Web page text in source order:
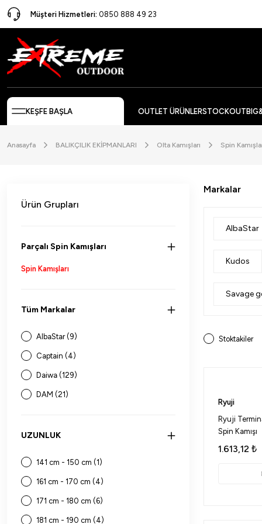
Müşteri Hizmetleri: 0850 888 49 23
KEŞFE BAŞLA OUTLET ÜRÜNLERSTOCKOUT
Anasayfa BALIKÇILIK EKİPMANLARI Olta Kamışları Spin
Ürün Grupları
Parçalı Spin Kamışları
Spin Kamışları
Tüm Markalar
AlbaStar (9)
Captain (4)
Daiwa (129)
DAM (21)
Fladen (2)
UZUNLUK
141 cm - 150 cm (1)
161 cm - 170 cm (4)
171 cm - 180 cm (6)
181 cm - 190 cm (4)
Markalar
AlbaStar
Kudos
Savage
Stoktakiler
Ryuji
Ryuji
Spin Kamışı
1.613,12 ₺